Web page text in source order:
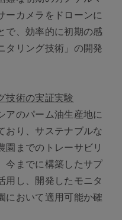
ーカメラをドローンに
で、効率的に初期の感
タリング技術」の開発
技術の実証実験
アのパーム油生産地に
おり、サステナブルな
園までのトレーサビリ
今までに構築したサプ
用し、開発したモニタ
において適用可能か確